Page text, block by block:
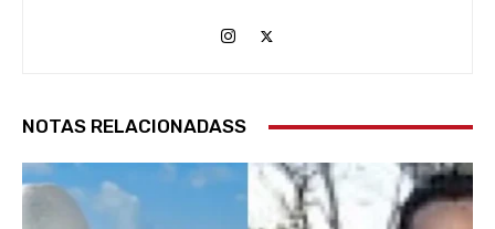
NOTAS RELACIONADASS